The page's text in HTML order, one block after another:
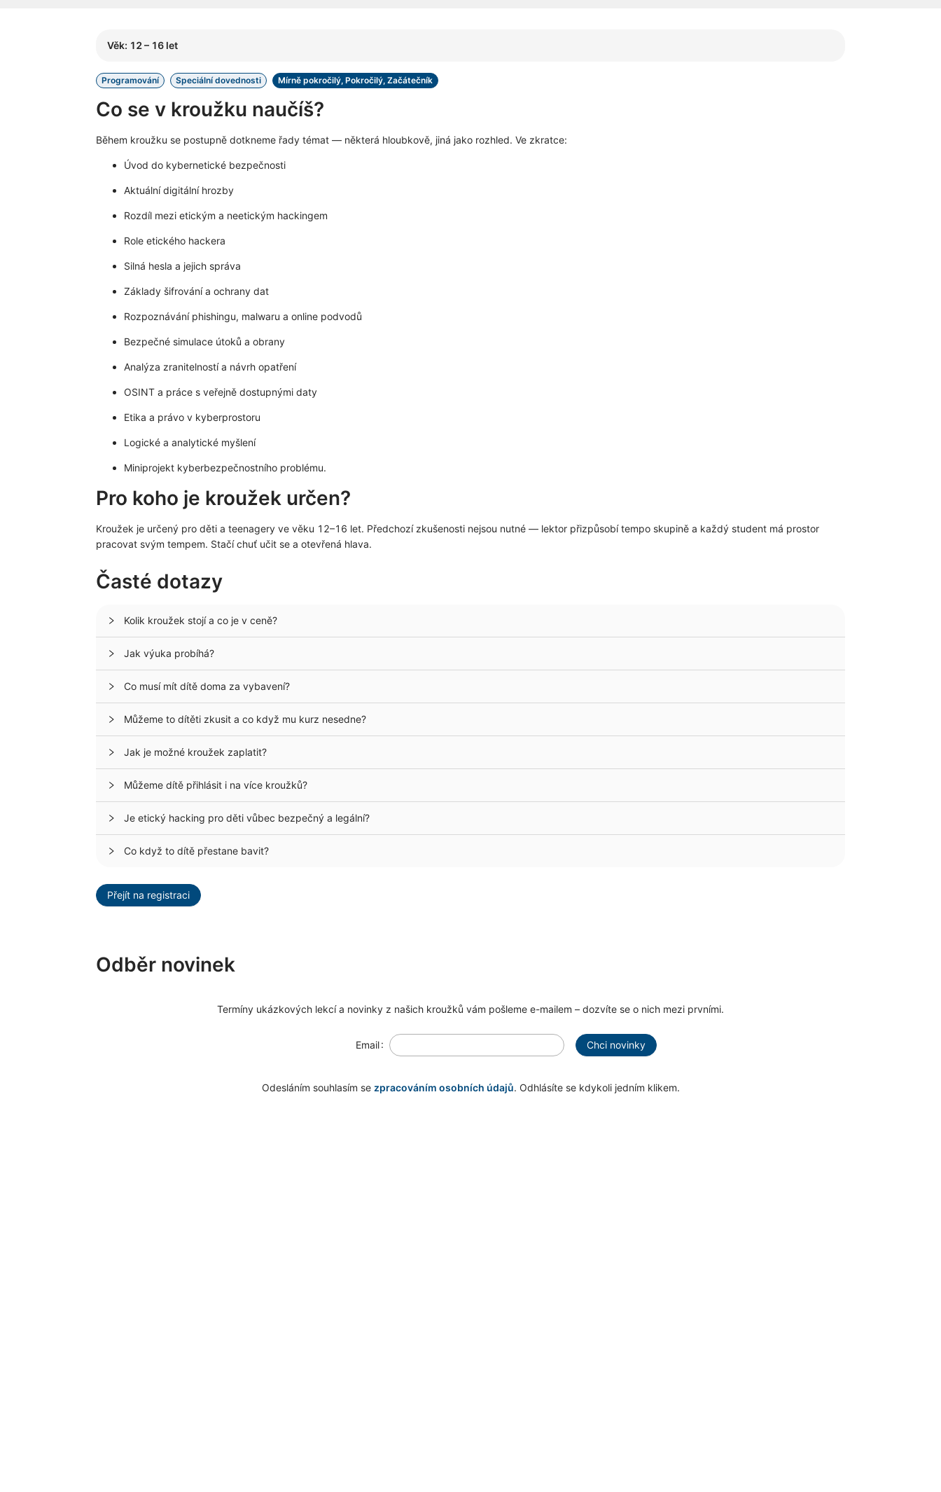
Věk: 12 – 16 let
Programování Speciální dovednosti Mírně pokročilý, Pokročilý, Začátečník
Co se v kroužku naučíš?
Během kroužku se postupně dotkneme řady témat — některá hloubkově, jiná jako rozhled. Ve zkratce:
Úvod do kybernetické bezpečnosti
Aktuální digitální hrozby
Rozdíl mezi etickým a neetickým hackingem
Role etického hackera
Silná hesla a jejich správa
Základy šifrování a ochrany dat
Rozpoznávání phishingu, malwaru a online podvodů
Bezpečné simulace útoků a obrany
Analýza zranitelností a návrh opatření
OSINT a práce s veřejně dostupnými daty
Etika a právo v kyberprostoru
Logické a analytické myšlení
Miniprojekt kyberbezpečnostního problému.
Pro koho je kroužek určen?
Kroužek je určený pro děti a teenagery ve věku 12–16 let. Předchozí zkušenosti nejsou nutné — lektor přizpůsobí tempo skupině a každý student má prostor
pracovat svým tempem. Stačí chuť učit se a otevřená hlava.
Časté dotazy
Kolik kroužek stojí a co je v ceně?
Jak výuka probíhá?
Co musí mít dítě doma za vybavení?
Můžeme to dítěti zkusit a co když mu kurz nesedne?
Jak je možné kroužek zaplatit?
Můžeme dítě přihlásit i na více kroužků?
Je etický hacking pro děti vůbec bezpečný a legální?
Co když to dítě přestane bavit?
Přejít na registraci
Odběr novinek
Termíny ukázkových lekcí a novinky z našich kroužků vám pošleme e-mailem – dozvíte se o nich mezi prvními.
Email Chci novinky
Odesláním souhlasím se zpracováním osobních údajů. Odhlásíte se kdykoli jedním klikem.